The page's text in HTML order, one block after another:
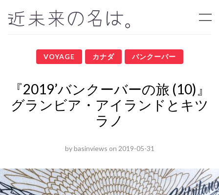
近未来の名は。
VOYAGE カナダ バンクーバー
『2019’バンクーバーの旅 (10)』
グランビア・アイランドとキツ
ラノ
bybasinviews on 2019-05-31